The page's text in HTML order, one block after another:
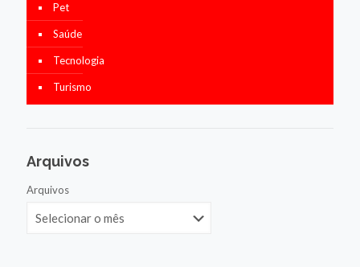
Pet
Saúde
Tecnologia
Turismo
Arquivos
Arquivos